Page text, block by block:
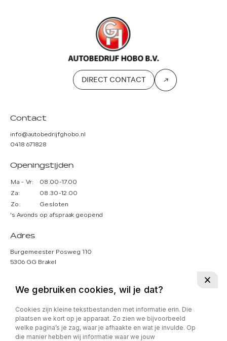
DIRECT CONTACT
Contact
info@autobedrijfghobo.nl
0418 671828
Openingstijden
Ma - Vr:
08.00-17.00
Za:
08.30-12.00
Zo:
Gesloten
's Avonds op afspraak geopend
Adres
Burgemeester Posweg 110
5306 GG Brakel
Volg ons:
We gebruiken cookies, wil je dat?
Cookies zijn kleine tekstbestanden met informatie erin. Die
plaatsen we kort op je apparaat. Zo zien we bijvoorbeeld
welke pagina’s je zag, waar je afhaakte en wat je invulde. Op
die manier hebben wij informatie waar we jouw